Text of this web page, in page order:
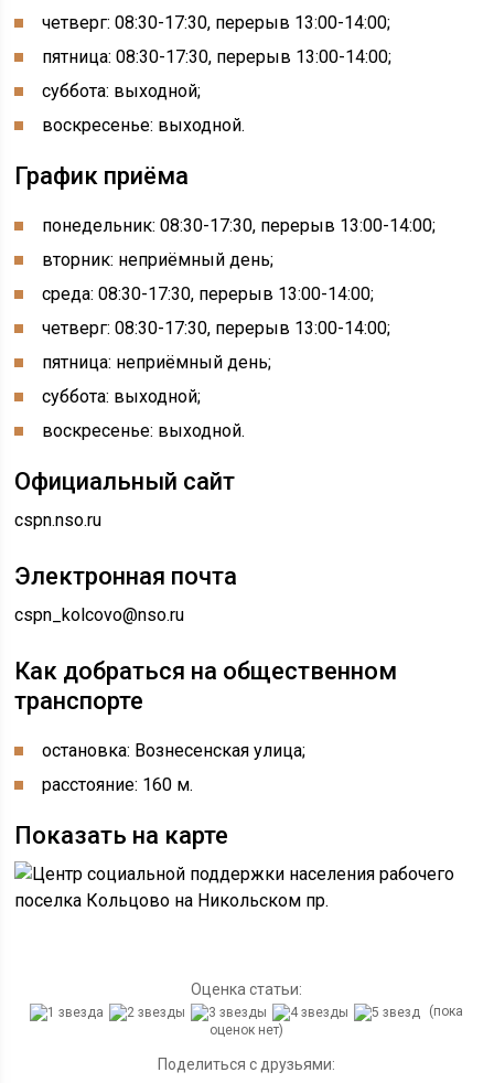
четверг: 08:30-17:30, перерыв 13:00-14:00;
пятница: 08:30-17:30, перерыв 13:00-14:00;
суббота: выходной;
воскресенье: выходной.
График приёма
понедельник: 08:30-17:30, перерыв 13:00-14:00;
вторник: неприёмный день;
среда: 08:30-17:30, перерыв 13:00-14:00;
четверг: 08:30-17:30, перерыв 13:00-14:00;
пятница: неприёмный день;
суббота: выходной;
воскресенье: выходной.
Официальный сайт
cspn.nso.ru
Электронная почта
cspn_kolcovo@nso.ru
Как добраться на общественном
транспорте
остановка: Вознесенская улица;
расстояние: 160 м.
Показать на карте
Оценка статьи:
(пока
оценок нет)
Поделиться с друзьями: